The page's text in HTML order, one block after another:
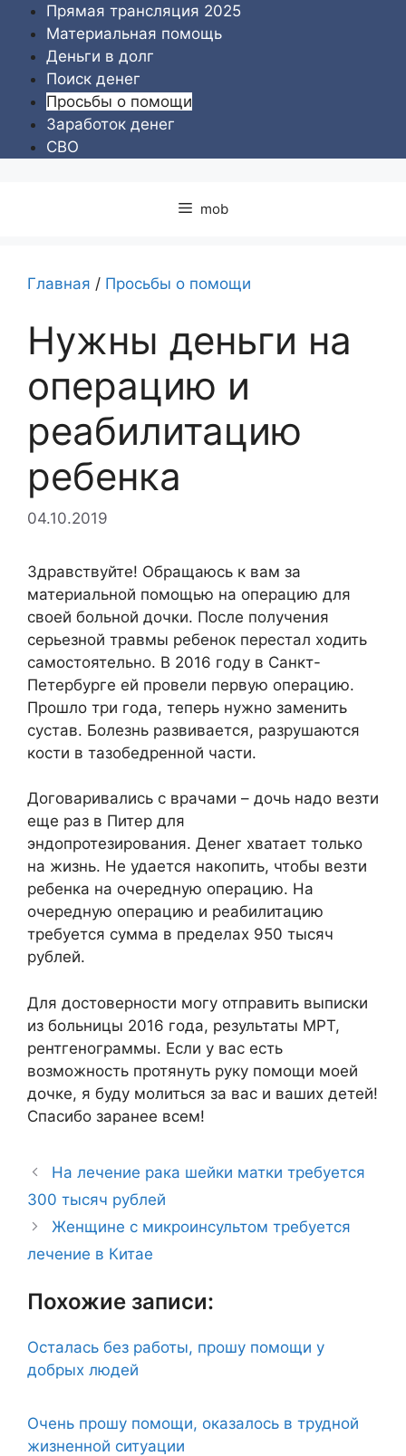
Перейти
содержимому
Прямая трансляция 2025
Материальная помощь
Деньги в долг
Поиск денег
Просьбы о помощи
Заработок денег
СВО
mob
Главная / Просьбы о помощи
Нужны деньги на
операцию и
реабилитацию
ребенка
04.10.2019
Здравствуйте! Обращаюсь к вам за
материальной помощью на операцию для
своей больной дочки. После получения
серьезной травмы ребенок перестал ходить
самостоятельно. В 2016 году в Санкт-
Петербурге ей провели первую операцию.
Прошло три года, теперь нужно заменить
сустав. Болезнь развивается, разрушаются
кости в тазобедренной части.
Договаривались с врачами – дочь надо везти
еще раз в Питер для
эндопротезирования. Денег хватает только
на жизнь. Не удается накопить, чтобы везти
ребенка на очередную операцию. На
очередную операцию и реабилитацию
требуется сумма в пределах 950 тысяч
рублей.
Для достоверности могу отправить выписки
из больницы 2016 года, результаты МРТ,
рентгенограммы. Если у вас есть
возможность протянуть руку помощи моей
дочке, я буду молиться за вас и ваших детей!
Спасибо заранее всем!
На лечение рака шейки матки требуется
300 тысяч рублей
Женщине с микроинсультом требуется
лечение в Китае
Похожие записи:
Осталась без работы, прошу помощи у
добрых людей
Очень прошу помощи, оказалось в трудной
жизненной ситуации